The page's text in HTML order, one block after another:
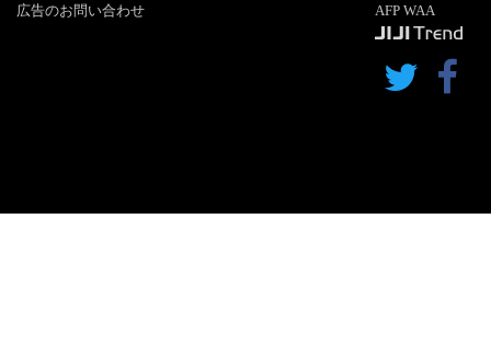
広告のお問い合わせ
AFP WAA